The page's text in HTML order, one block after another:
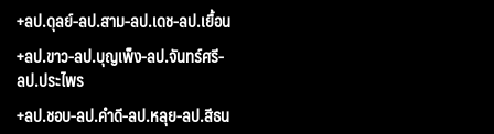
+ลป.ดุลย์-ลป.สาม-ลป.เดช-ลป.เยื้อน
+ลป.ขาว-ลป.บุญเพ็ง-ลป.จันทร์ศรี-
ลป.ประไพร
+ลป.ชอบ-ลป.คำดี-ลป.หลุย-ลป.สีธน